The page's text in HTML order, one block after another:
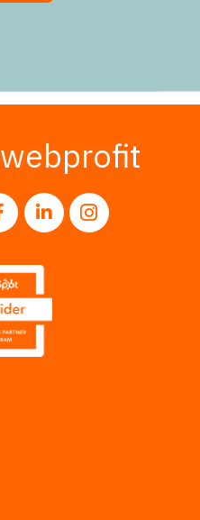
- 20 10 20
naar info@webprofit.nl
Volg ons op Facebook
Volg ons opVolg ons op